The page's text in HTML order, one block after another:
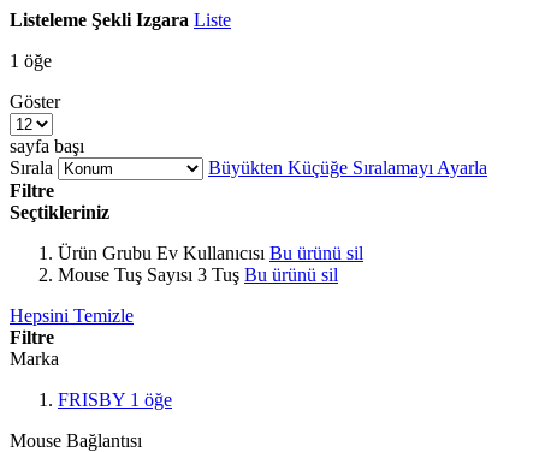
Listeleme Şekli Izgara Liste
1 öğe
Göster
sayfa başı
Sırala
Büyükten Küçüğe Sıralamayı Ayarla
Filtre
Seçtikleriniz
Ürün Grubu Ev Kullanıcısı Bu ürünü sil
Mouse Tuş Sayısı 3 Tuş Bu ürünü sil
Hepsini Temizle
Filtre
Marka
FRISBY 1 öğe
Mouse Bağlantısı